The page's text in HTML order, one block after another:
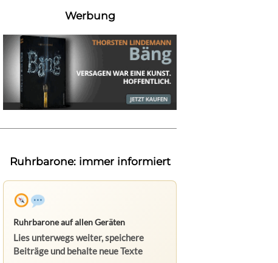
Werbung
Ruhrbarone: immer informiert
Ruhrbarone auf allen Geräten
Lies unterwegs weiter, speichere
Beiträge und behalte neue Texte